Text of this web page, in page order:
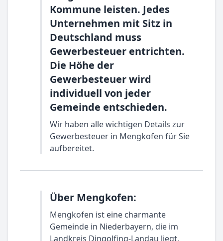
Kommune leisten. Jedes
Unternehmen mit Sitz in
Deutschland muss
Gewerbesteuer entrichten.
Die Höhe der
Gewerbesteuer wird
individuell von jeder
Gemeinde entschieden.
Wir haben alle wichtigen Details zur
Gewerbesteuer in Mengkofen für Sie
aufbereitet.
Über Mengkofen:
Mengkofen ist eine charmante
Gemeinde in Niederbayern, die im
Landkreis Dingolfing-Landau liegt.